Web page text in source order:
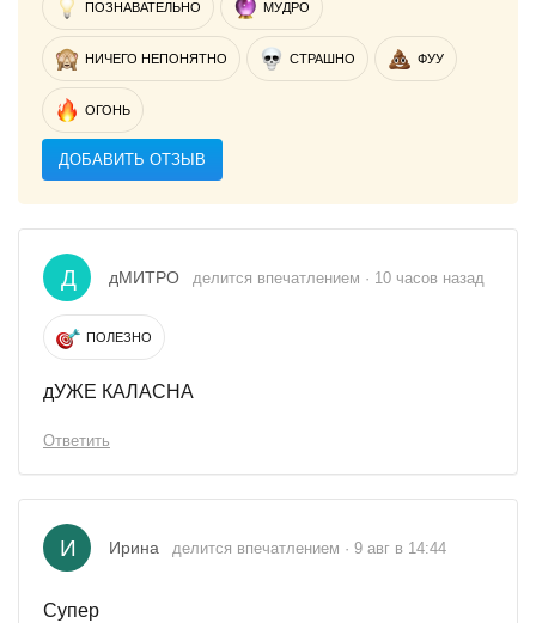
ПОЗНАВАТЕЛЬНО МУДРО
НИЧЕГО НЕПОНЯТНО СТРАШНО ФУУ
ОГОНЬ
ДОБАВИТЬ ОТЗЫВ
Д дМИТРО делится впечатлением · 10 часов назад
ПОЛЕЗНО
дУЖЕ КАЛАСНА
Ответить
И Ирина делится впечатлением · 9 авг в 14:44
Супер